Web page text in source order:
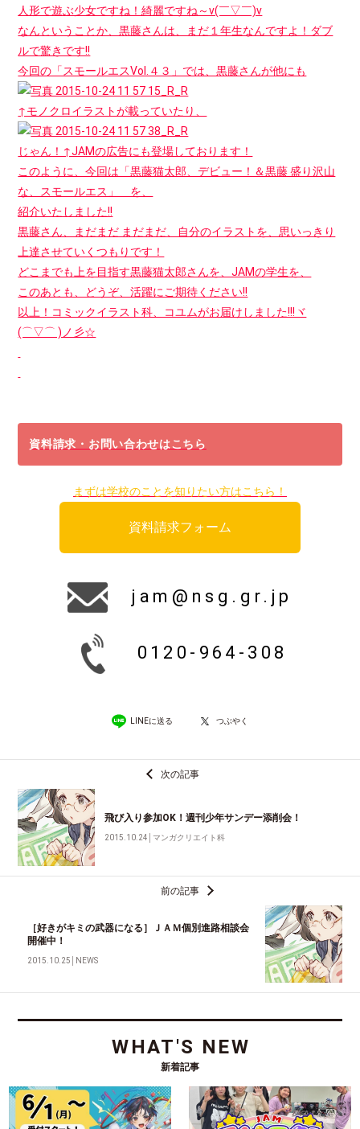
人形で遊ぶ少女ですね！綺麗ですね～v(￣▽￣)v
なんということか、黒藤さんは、まだ１年生なんですよ！ダブ
ルで驚きです!!
今回の「スモールエスVol.４３」では、黒藤さんが他にも
↑モノクロイラストが載っていたり、
じゃん！↑JAMの広告にも登場しております！
このように、今回は「黒藤猫太郎、デビュー！＆黒藤 盛り沢山
な、スモールエス」 を、
紹介いたしました!!
黒藤さん、まだまだ まだまだ、自分のイラストを、思いっきり
上達させていくつもりです！
どこまでも上を目指す黒藤猫太郎さんを、JAMの学生を、
このあとも、どうぞ、活躍にご期待ください!!
以上！コミックイラスト科、コユムがお届けしました!!!ヾ
(⌒▽⌒ )ノ彡☆
資料請求・お問い合わせはこちら
まずは学校のことを知りたい方はこちら！
資料請求フォーム
jam@nsg.gr.jp
0120-964-308
LINEに送る つぶやく
次の記事
飛び入り参加OK！週刊少年サンデー添削会！
2015.10.24 │マンガクリエイト科
前の記事
［好きがキミの武器になる］ＪＡＭ個別進路相談会
開催中！
2015.10.25 NEWS
WHAT'S NEW
新着記事